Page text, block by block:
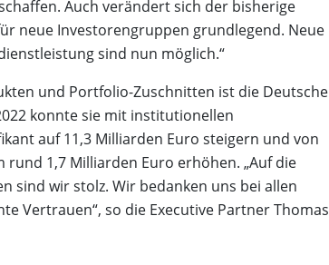
Auch verändert sich der bisherige
neue Investorengruppen grundlegend. Neue
sind nun möglich.“
und Portfolio-Zuschnitten ist die Deutsche
konnte sie mit institutionellen
auf 11,3 Milliarden Euro steigern und von
1,7 Milliarden Euro erhöhen. „Auf die
sind wir stolz. Wir bedanken uns bei allen
Vertrauen“, so die Executive Partner Thomas